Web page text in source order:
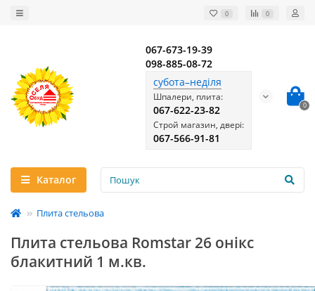
0 0
067-673-19-39
098-885-08-72
субота–неділя
Шпалери, плита:
067-622-23-82
Строй магазин, двері:
067-566-91-81
0
Каталог
Плита стельова
Плита стельова Romstar 26 онікс
блакитний 1 м.кв.